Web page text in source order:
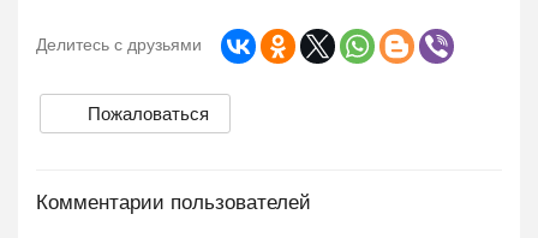
Делитесь с друзьями
Пожаловаться
Комментарии пользователей